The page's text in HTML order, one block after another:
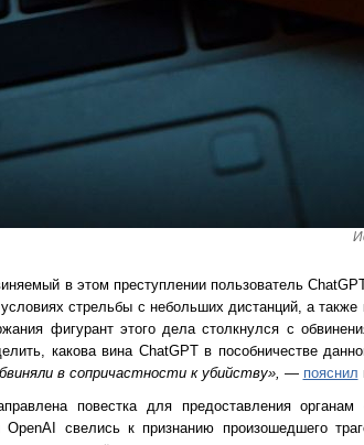
в этом преступлении пользователь
стрельбы с небольших дистанций, а
фигурант этого дела столкнулся с
какова вина ChatGPT в пособничестве
в сопричастности к убийству», — пояснил
повестка для предоставления
свелись к признанию произошедшего